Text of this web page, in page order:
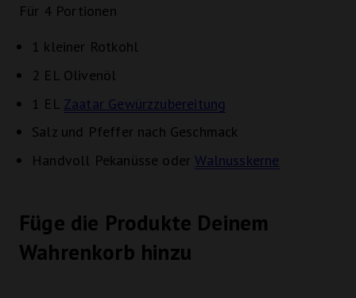
Für 4 Portionen
1 kleiner Rotkohl
2 EL Olivenöl
1 EL Zaatar Gewürzzubereitung
Salz und Pfeffer nach Geschmack
Handvoll Pekanüsse oder Walnusskerne
Füge die Produkte Deinem
Wahrenkorb hinzu